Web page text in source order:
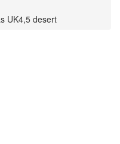
UK4,5 desert